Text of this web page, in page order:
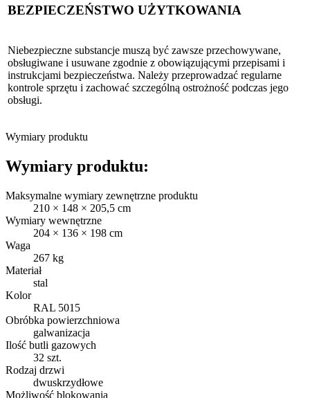
BEZPIECZEŃSTWO UŻYTKOWANIA
Niebezpieczne substancje muszą być zawsze przechowywane,
obsługiwane i usuwane zgodnie z obowiązującymi przepisami i
instrukcjami bezpieczeństwa. Należy przeprowadzać regularne
kontrole sprzętu i zachować szczególną ostrożność podczas jego
obsługi.
Wymiary produktu
Wymiary produktu:
Maksymalne wymiary zewnętrzne produktu
210 × 148 × 205,5 cm
Wymiary wewnętrzne
204 × 136 × 198 cm
Waga
267 kg
Materiał
stal
Kolor
RAL 5015
Obróbka powierzchniowa
galwanizacja
Ilość butli gazowych
32 szt.
Rodzaj drzwi
dwuskrzydłowe
Możliwość blokowania